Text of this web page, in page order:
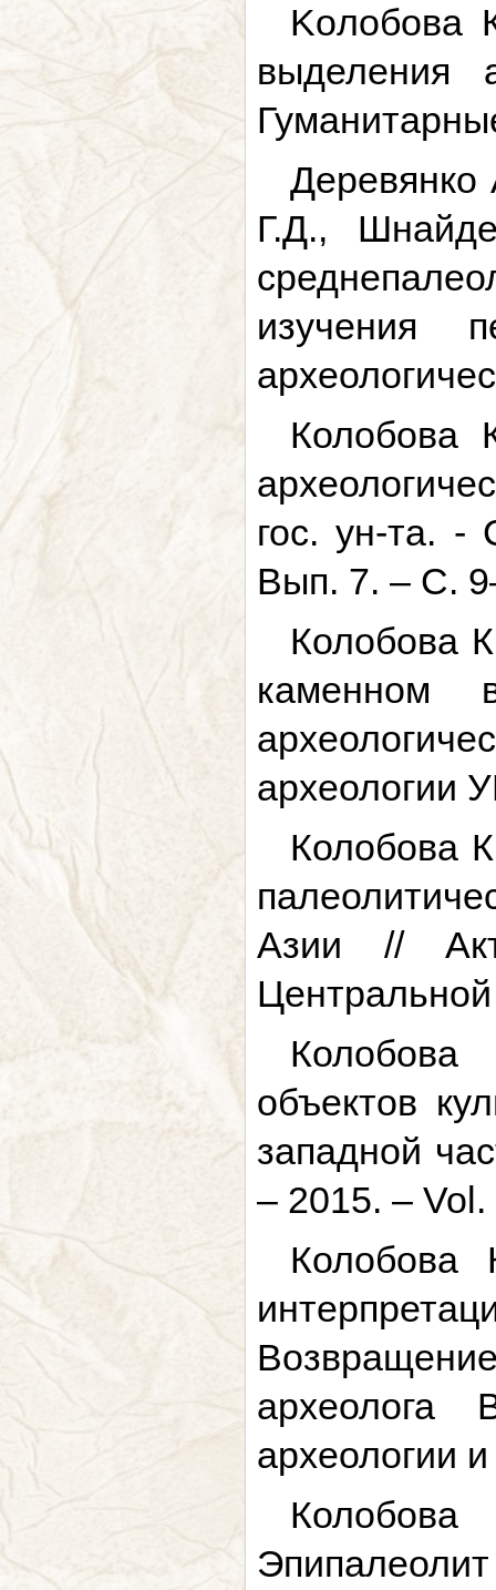
Koлобова
выделения
Г.Д.,
изучения
Колобова
гос. ун-та.
Вып. 7. – С.
Колобова
каменном
археологии
Колобова
Азии //
Колобова
объектов
западной
– 2015. –
археологии